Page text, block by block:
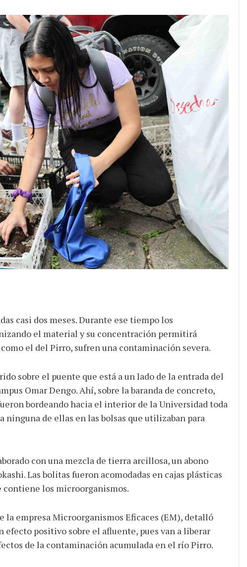
casi dos meses. Durante ese tiempo los
el material y su concentración permitirá
el del Pirro, sufren una contaminación severa.
sobre el puente que está a un lado de la entrada del
Omar Dengo. Ahí, sobre la baranda de concreto,
bordeando hacia el interior de la Universidad toda
ninguna de ellas en las bolsas que utilizaban para
con una mezcla de tierra arcillosa, un abono
Las bolitas fueron acomodadas en cajas plásticas
contiene los microorganismos.
la empresa Microorganismos Eficaces (EM), detalló
efecto positivo sobre el afluente, pues van a liberar
de la contaminación acumulada en el río Pirro.